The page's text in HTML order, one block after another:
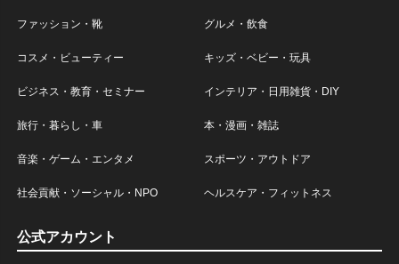
ファッション・靴 グルメ・飲食
コスメ・ビューティー キッズ・ベビー・玩具
ビジネス・教育・セミナー インテリア・日用雑貨・DIY
旅行・暮らし・車 本・漫画・雑誌
音楽・ゲーム・エンタメ スポーツ・アウトドア
社会貢献・ソーシャル・NPO ヘルスケア・フィットネス
公式アカウント